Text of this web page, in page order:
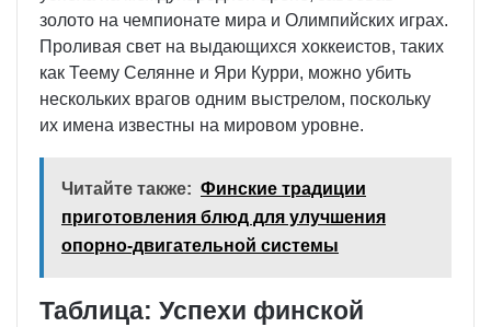
золото на чемпионате мира и Олимпийских играх.
Проливая свет на выдающихся хоккеистов, таких
как Теему Селянне и Яри Курри, можно убить
нескольких врагов одним выстрелом, поскольку
их имена известны на мировом уровне.
Читайте также: Финские традиции
приготовления блюд для улучшения
опорно-двигательной системы
Таблица: Успехи финской